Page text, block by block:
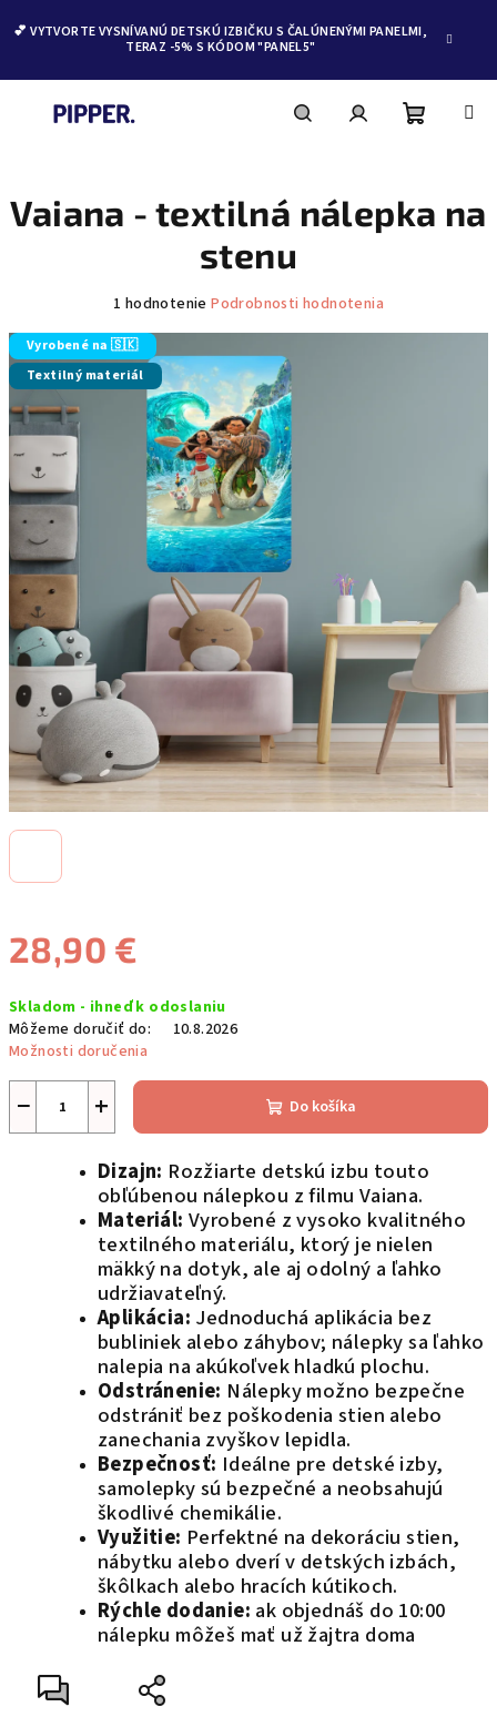
obsah
💕 VYTVORTE VYSNÍVANÚ DETSKÚ IZBIČKU S ČALÚNENÝMI PANELMI,
TERAZ -5% S KÓDOM "PANEL5"
košík
28,90 €
cena:
Skladom - ihneď k odoslaniu
Môžeme doručiť do:
10.8.2026
Možnosti doručenia
+
− Do košíka
Dizajn: Rozžiarte detskú izbu touto
obľúbenou nálepkou z filmu Vaiana.
Materiál: Vyrobené z vysoko kvalitného
textilného materiálu, ktorý je nielen
mäkký na dotyk, ale aj odolný a ľahko
udržiavateľný.
Aplikácia: Jednoduchá aplikácia bez
bubliniek alebo záhybov; nálepky sa ľahko
nalepia na akúkoľvek hladkú plochu.
Odstránenie: Nálepky možno bezpečne
odstrániť bez poškodenia stien alebo
zanechania zvyškov lepidla.
Bezpečnosť: Ideálne pre detské izby,
samolepky sú bezpečné a neobsahujú
škodlivé chemikálie.
Využitie: Perfektné na dekoráciu stien,
nábytku alebo dverí v detských izbách,
škôlkach alebo hracích kútikoch.
Rýchle dodanie: ak objednáš do 10:00
nálepku môžeš mať už žajtra doma
Vaiana - textilná nálepka na
stenu
produktu
je
5,0
z
5
hviezdičiek.
1 hodnotenie Podrobnosti hodnotenia
Vyrobené na 🇸🇰
Textilný materiál